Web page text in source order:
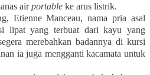
airportable ke arus listrik.
Etienne Manceau, nama pria asal
lipat yang terbuat dari kayu yang
merebahkan badannya di kursi
ia juga mengganti kacamata untuk